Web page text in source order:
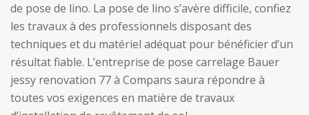
de pose de lino. La pose de lino s’avère difficile, confiez
les travaux à des professionnels disposant des
techniques et du matériel adéquat pour bénéficier d’un
résultat fiable. L’entreprise de pose carrelage Bauer
jessy renovation 77 à Compans saura répondre à
toutes vos exigences en matière de travaux